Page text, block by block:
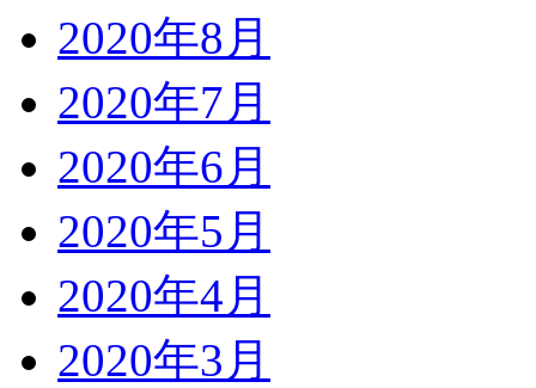
2020年8月
2020年7月
2020年6月
2020年5月
2020年4月
2020年3月